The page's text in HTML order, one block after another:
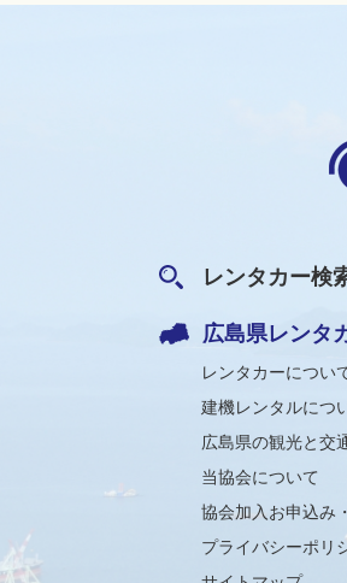
レンタカー検
広島県レンタ
レンタカーについ
建機レンタルにつ
広島県の観光と交
当協会について
協会加入お申込み
プライバシーポリ